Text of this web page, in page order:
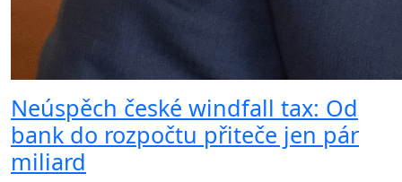
Neúspěch české windfall tax: Od
bank do rozpočtu přiteče jen pár
miliard